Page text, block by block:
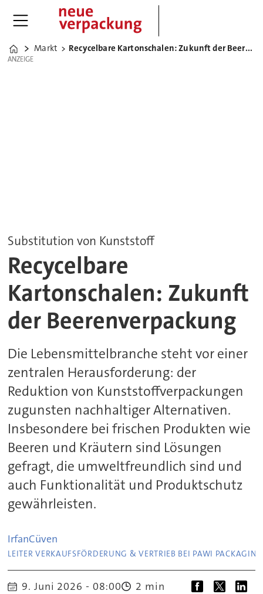
Home
Markt Recycelbare Kartonschalen: Zukunft der Beerenverpackung
ANZEIGE
ANZEIGE
Substitution von Kunststoff
Recycelbare
Kartonschalen: Zukunft
der Beerenverpackung
Die Lebensmittelbranche steht vor einer
zentralen Herausforderung: der
Reduktion von Kunststoffverpackungen
zugunsten nachhaltiger Alternativen.
Insbesondere bei frischen Produkten wie
Beeren und Kräutern sind Lösungen
gefragt, die umweltfreundlich sind und
auch Funktionalität und Produktschutz
gewährleisten.
IrfanCüven
LEITER VERKAUFSFÖRDERUNG & VERTRIEB BEI PAWI
9. Juni 2026 - 08:00 2 min